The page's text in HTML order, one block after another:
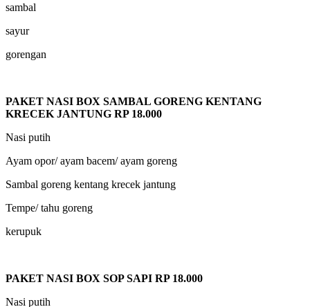
sambal
sayur
gorengan
PAKET NASI BOX SAMBAL GORENG KENTANG
KRECEK JANTUNG RP 18.000
Nasi putih
Ayam opor/ ayam bacem/ ayam goreng
Sambal goreng kentang krecek jantung
Tempe/ tahu goreng
kerupuk
PAKET NASI BOX SOP SAPI RP 18.000
Nasi putih